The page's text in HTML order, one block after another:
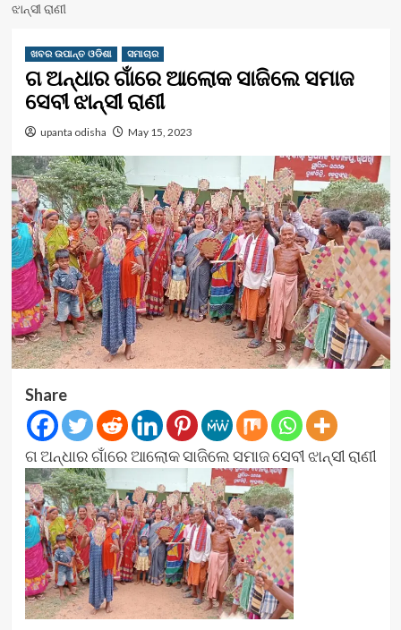
ଝାନ୍ସୀ ରାଣୀ
ଖବର ଉପାନ୍ତ ଓଡିଶା ସମାଚାର
ଗ ଅନ୍ଧାର ଗାଁରେ ଆଲୋକ ସାଜିଲେ ସମାଜ
ସେବୀ ଝାନ୍ସୀ ରାଣୀ
upanta odisha May 15, 2023
Share
ଗ ଅନ୍ଧାର ଗାଁରେ ଆଲୋକ ସାଜିଲେ ସମାଜ ସେବୀ ଝାନ୍ସୀ ରାଣୀ